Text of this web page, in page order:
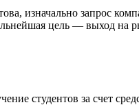
изначально запрос
цель — выход на
студентов за счет